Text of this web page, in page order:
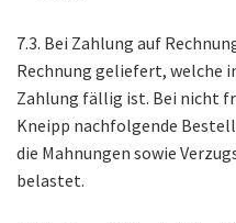
7.3. Bei Zahlung auf
Rechnung geliefert, welche
Zahlung fällig ist. Bei nicht
Kneipp nachfolgende
die Mahnungen sowie
belastet.